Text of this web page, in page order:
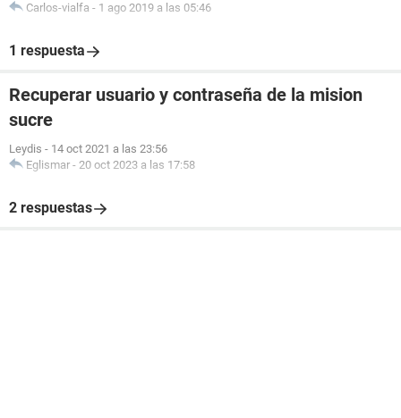
Carlos-vialfa - 1 ago 2019 a las 05:46
1 respuesta
Recuperar usuario y contraseña de la mision
sucre
Leydis - 14 oct 2021 a las 23:56
Eglismar - 20 oct 2023 a las 17:58
2 respuestas